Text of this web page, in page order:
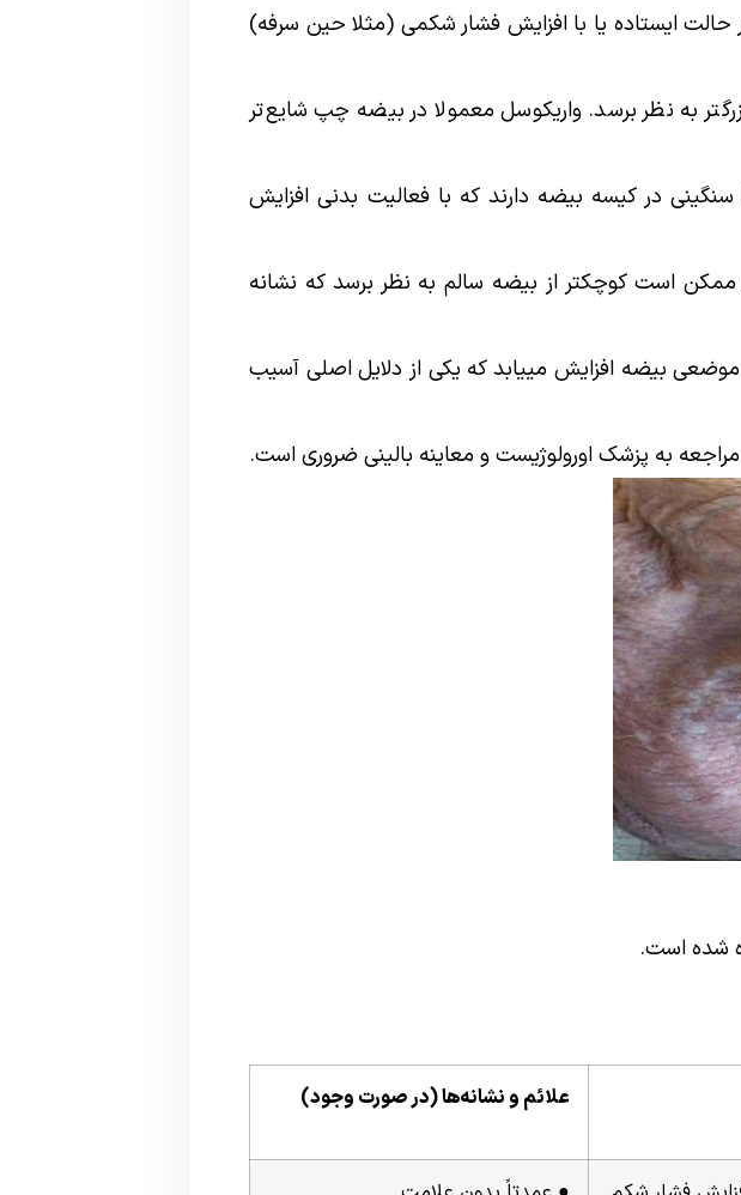
حالت ایستاده یا با افزایش فشار شکمی (مثلا حین سرفه)
به نظر برسد. واریکوسل معمولا در بیضه چپ شایع‌تر
در کیسه بیضه دارند که با فعالیت بدنی افزایش
است کوچکتر از بیضه سالم به نظر برسد که نشانه
بیضه افزایش مییابد که یکی از دلایل اصلی آسیب
به پزشک اورولوژیست و معاینه بالینی ضروری است.
شده است.
علائم و نشانه‌ها (در صورت وجود)